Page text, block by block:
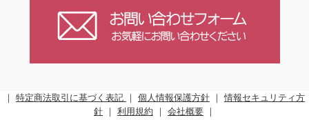
｜ 特定商法取引に基づく表記 ｜ 個人情報保護方針 ｜情報セキュリティ方
針 ｜ 利用規約 ｜ 会社概要 ｜